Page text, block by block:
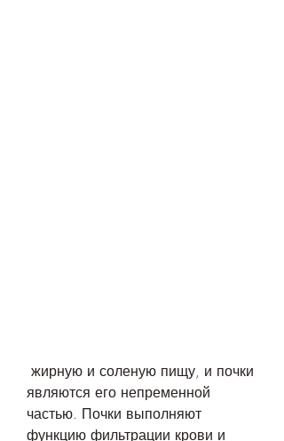
являются его непременной
частью. Почки выполняют
функцию фильтрации крови и